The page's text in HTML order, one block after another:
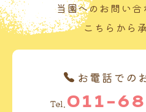
当園へのお問い合
こちらから
お電話での
Tel. 011-